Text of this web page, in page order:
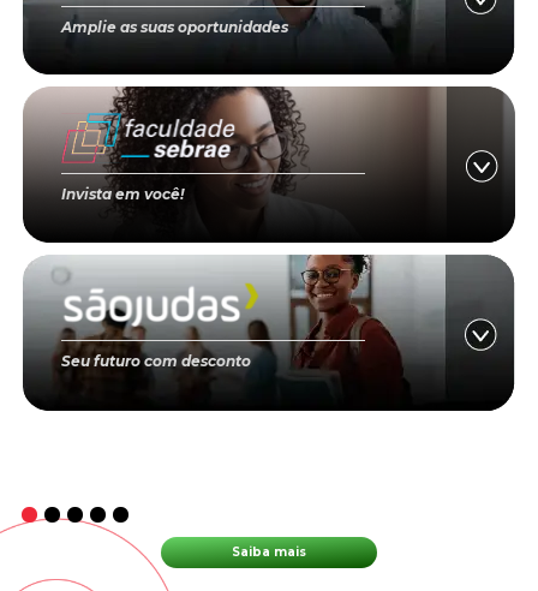
Amplie as suas oportunidades
Invista em você!
Seu futuro com desconto
Saiba mais